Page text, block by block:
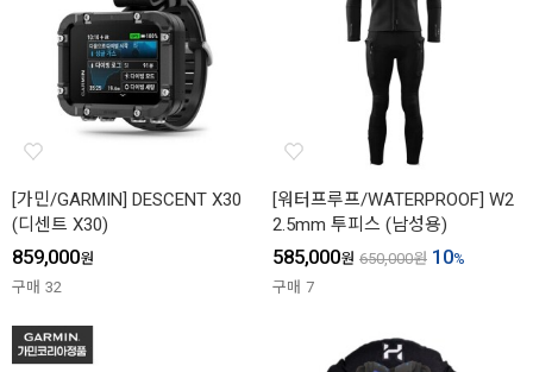
[가민/GARMIN] DESCENT X30
(디센트 X30)
859,000원
구매 32
[워터프루프/WATERPROOF] W2
2.5mm 투피스 (남성용)
585,000원 650,000원 10%
구매 7